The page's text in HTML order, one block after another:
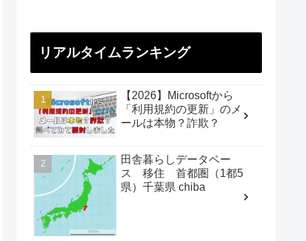
リアルタイムランキング
【2026】Microsoftから
「利用規約の更新」のメ
ールは本物？詐欺？
田舎暮らしデータベー
ス 移住 首都圏（1都5
県）千葉県 chiba